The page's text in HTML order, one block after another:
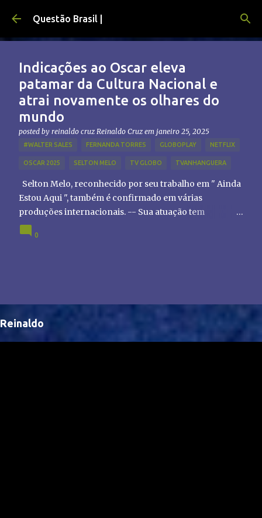
Pular para o conteúdo principal
Questão Brasil |
Indicações ao Oscar eleva
patamar da Cultura Nacional e
atrai novamente os olhares do
mundo
posted by reinaldo cruz Reinaldo Cruz em janeiro 25, 2025
#WALTER SALES FERNANDA TORRES GLOBOPLAY NETFLIX
OSCAR 2025 SELTON MELO TV GLOBO TVANHANGUERA
Selton Melo, reconhecido por seu trabalho em " Ainda
Estou Aqui ", também é confirmado em várias
produções internacionais. -- Sua atuação tem
chamado atenção de diretores e produtores fora do
Brasil, abrindo portas para novas oportunidades no
0
Reinaldo